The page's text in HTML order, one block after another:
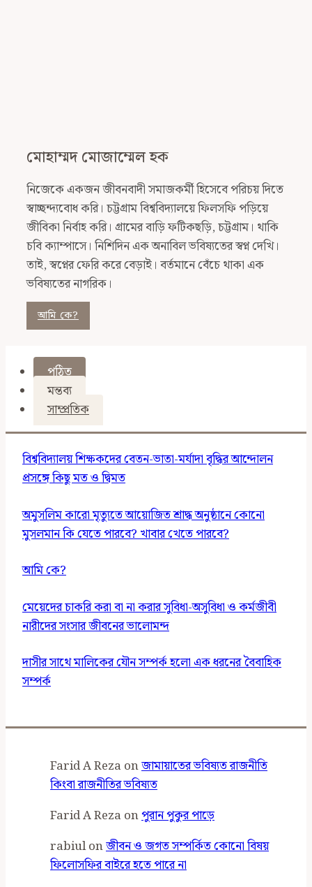
মোহাম্মদ মোজাম্মেল হক
নিজেকে একজন জীবনবাদী সমাজকর্মী হিসেবে পরিচয় দিতে
স্বাচ্ছন্দ্যবোধ করি। চট্টগ্রাম বিশ্ববিদ্যালয়ে ফিলসফি পড়িয়ে
জীবিকা নির্বাহ করি। গ্রামের বাড়ি ফটিকছড়ি, চট্টগ্রাম। থাকি
চবি ক্যাম্পাসে। নিশিদিন এক অনাবিল ভবিষ্যতের স্বপ্ন দেখি।
তাই, স্বপ্নের ফেরি করে বেড়াই। বর্তমানে বেঁচে থাকা এক
ভবিষ্যতের নাগরিক।
আমি কে?
পঠিত
মন্তব্য
সাম্প্রতিক
বিশ্ববিদ্যালয় শিক্ষকদের বেতন-ভাতা-মর্যাদা বৃদ্ধির আন্দোলন
প্রসঙ্গে কিছু মত ও দ্বিমত
অমুসলিম কারো মৃত্যুতে আয়োজিত শ্রাদ্ধ অনুষ্ঠানে কোনো
মুসলমান কি যেতে পারবে? খাবার খেতে পারবে?
আমি কে?
মেয়েদের চাকরি করা বা না করার সুবিধা-অসুবিধা ও কর্মজীবী
নারীদের সংসার জীবনের ভালোমন্দ
দাসীর সাথে মালিকের যৌন সম্পর্ক হলো এক ধরনের বৈবাহিক
সম্পর্ক
Farid A Reza onজামায়াতের ভবিষ্যত রাজনীতি
কিংবা রাজনীতির ভবিষ্যত
Farid A Reza onপুরান পুকুর পাড়ে
rabiulonজীবন ও জগত সম্পর্কিত কোনো বিষয়
ফিলোসফির বাইরে হতে পারে না